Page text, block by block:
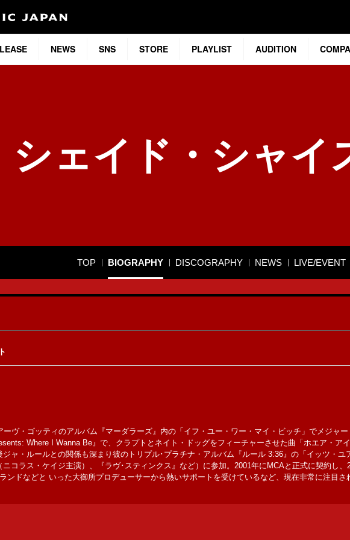
NEWS SNS STORE PLAYLIST AUDITION
シェイド・シャイ
TOP BIOGRAPHY DISCOGRAPHY NEWS LIVE/EVENT
ヴ・ゴッティのアルバム『マーダラーズ』内の「イフ・ユー・ワー・マイ・ビッチ」でメジャ
Where I Wanna Be』で、クラプトとネイト・ドッグをフィーチャーさせた曲「ホエア・ア
ャ・ルールとの関係も深まり彼のトリプル･プラチナ・アルバム『ルール 3:36』の「イッツ・ユ
ニコラス・ケイジ主演）、『ラヴ･スティンクス』など）に参加。2001年にMCAと正式に契約し
ンドなどと いった大御所プロデューサーから熱いサポートを受けているなど、現在非常に注目さ